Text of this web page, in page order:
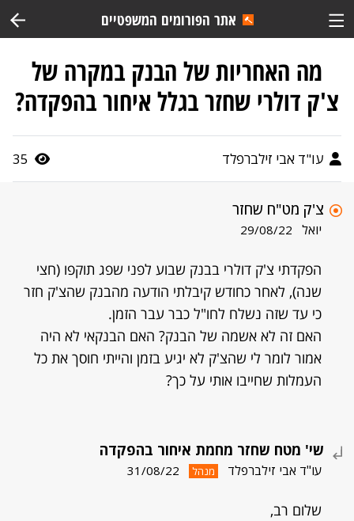
אתר הפורומים המשפטיים
מה האחריות של הבנק במקרה של
צ'ק דולרי שחזר בגלל איחור בהפקדה?
עו"ד אבי זילברפלד 35
צ'ק מט"ח שחזר
יואל 29/08/22
הפקדתי צ'ק דולרי בבנק שבוע לפני שפג תוקפו (חצי
שנה), לאחר כחודש קיבלתי הודעה מהבנק שהצ'ק חזר
כי עד שזה נשלח לחו"ל כבר עבר הזמן.
האם זה לא אשמה של הבנק? האם הבנקאי לא היה
אמור לומר לי שהצ'ק לא יגיע בזמן והייתי חוסך את כל
העמלות שחייבו אותי על כך?
שי' מטח שחזר מחמת איחור בהפקדה
עו"ד אבי זילברפלד מנהל 31/08/22
שלום רב,